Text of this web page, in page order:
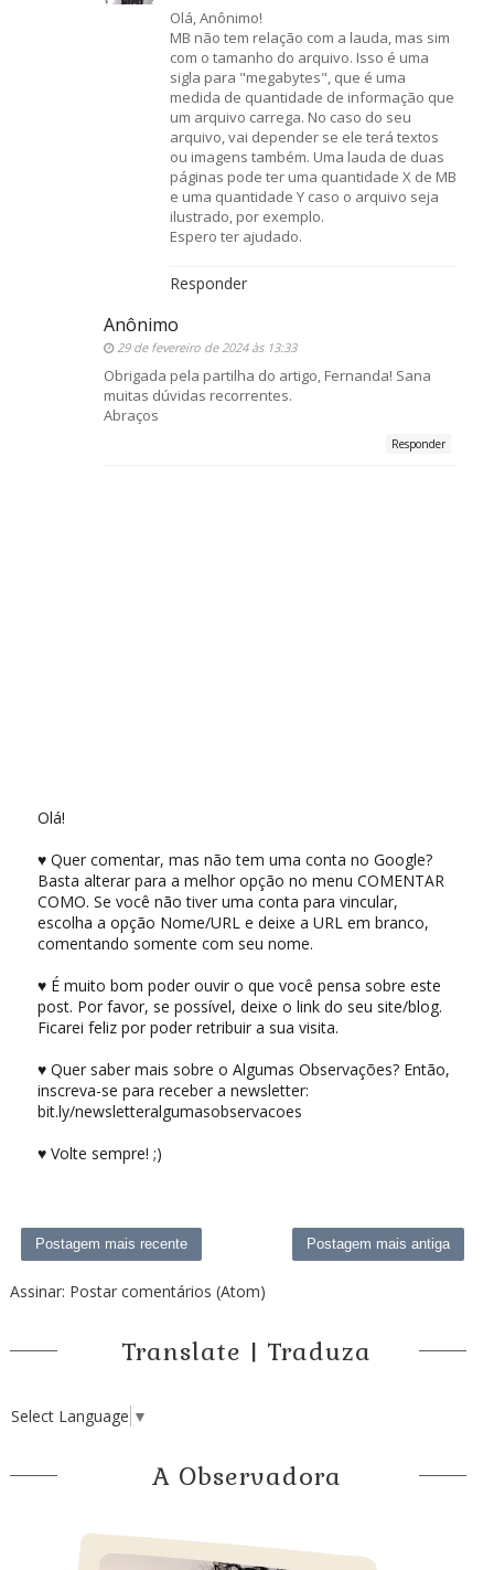
Olá, Anônimo!
MB não tem relação com a lauda, mas sim
com o tamanho do arquivo. Isso é uma
sigla para "megabytes", que é uma
medida de quantidade de informação que
um arquivo carrega. No caso do seu
arquivo, vai depender se ele terá textos
ou imagens também. Uma lauda de duas
páginas pode ter uma quantidade X de MB
e uma quantidade Y caso o arquivo seja
ilustrado, por exemplo.
Espero ter ajudado.
Responder
Anônimo
29 de fevereiro de 2024 às 13:33
Obrigada pela partilha do artigo, Fernanda! Sana
muitas dúvidas recorrentes.
Abraços
Responder
Olá!
♥ Quer comentar, mas não tem uma conta no Google?
Basta alterar para a melhor opção no menu COMENTAR
COMO. Se você não tiver uma conta para vincular,
escolha a opção Nome/URL e deixe a URL em branco,
comentando somente com seu nome.
♥ É muito bom poder ouvir o que você pensa sobre este
post. Por favor, se possível, deixe o link do seu site/blog.
Ficarei feliz por poder retribuir a sua visita.
♥ Quer saber mais sobre o Algumas Observações? Então,
inscreva-se para receber a newsletter:
bit.ly/newsletteralgumasobservacoes
♥ Volte sempre! ;)
Postagem mais recente Postagem mais antiga
Assinar: Postar comentários (Atom)
Translate | Traduza
Select Language ▼
A Observadora